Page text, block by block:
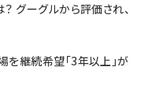
グーグルから評価され、
を継続希望「3年以上」が